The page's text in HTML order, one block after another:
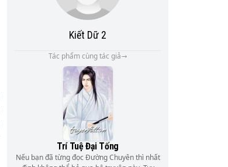
Kiết Dữ 2
Tác phẩm cùng tác giả
Trí Tuệ Đại Tống
Nếu bạn đã từng đọc Đường Chuyên thì nhất